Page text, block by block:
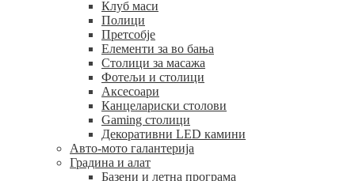
Клуб маси
Полици
Претсобје
Елементи за во бања
Столици за масажа
Фотељи и столици
Аксесоари
Канцелариски столови
Gaming столици
Декоративни LED камини
Авто-мото галантерија
Градина и алат
Базени и летна програма